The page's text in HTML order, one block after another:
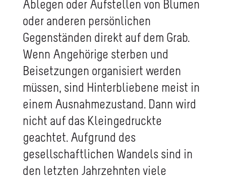
Ablegen oder Aufstellen von Blumen
oder anderen persönlichen
Gegenständen direkt auf dem Grab.
Wenn Angehörige sterben und
Beisetzungen organisiert werden
müssen, sind Hinterbliebene meist in
einem Ausnahmezustand. Dann wird
nicht auf das Kleingedruckte
geachtet. Aufgrund des
gesellschaftlichen Wandels sind in
den letzten Jahrzehnten viele